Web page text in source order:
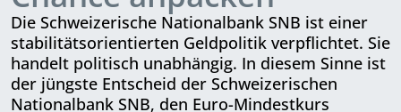
Die Schweizerische Nationalbank SNB ist einer
stabilitätsorientierten Geldpolitik verpflichtet. Sie
handelt politisch unabhängig. In diesem Sinne ist
der jüngste Entscheid der Schweizerischen
Nationalbank SNB, den Euro-Mindestkurs